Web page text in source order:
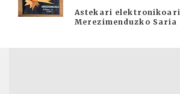
Astekari elektronikoari
Merezimenduzko Saria